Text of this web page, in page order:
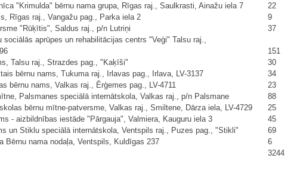
"Krimulda" bērnu nama grupa, Rīgas raj., Saulkrasti, Ainažu iela 7
22
Rīgas raj., Vangažu pag., Parka iela 2
9
"Rūķītis", Saldus raj., p/n Lutriņi
37
aprūpes un rehabilitācijas centrs "Veģi" Talsu raj.,
151
Talsu raj., Strazdes pag., "Kaķīši"
30
bērnu nams, Tukuma raj., Irlavas pag., Irlava, LV-3137
34
bērnu nams, Valkas raj., Ērģemes pag., LV-4711
23
Palsmanes speciālā internātskola, Valkas raj., p/n Palsmane
88
bērnu mītne-patversme, Valkas raj., Smiltene, Dārza iela, LV-4729
25
- aizbildnības iestāde "Pārgauja", Valmiera, Kauguru iela 3
45
un Stiklu speciālā internātskola, Ventspils raj., Puzes pag., "Stikli"
69
Bērnu nama nodaļa, Ventspils, Kuldīgas 237
6
3244